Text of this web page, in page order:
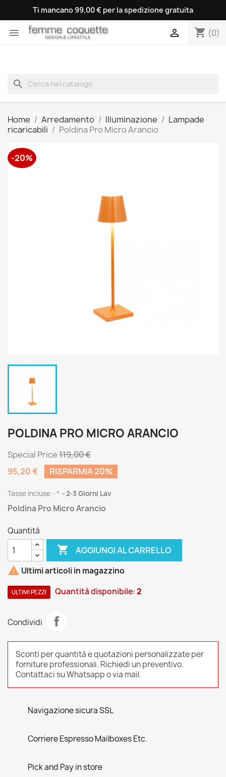
Ti mancano 99,00 € per la spedizione gratuita
 shopping_cart (0)

search
Home Arredamento Illuminazione
Lampade
ricaricabili
Poldina Pro Micro Arancio
-20%
POLDINA PRO MICRO ARANCIO
Special Price119,00 €
95,20 €
RISPARMIA 20%
Tasse incluse * 2-3 Giorni Lav
Poldina Pro Micro Arancio
Quantità
 AGGIUNGI AL CARRELLO
 Ultimi articoli in magazzino
ULTIMI PEZZI Quantità disponibile:2
Condividi
Sconti per quantità e quotazioni personalizzate per
forniture professionali. Richiedi un preventivo.
Contattaci su Whatsapp o via mail.
Navigazione sicura SSL
Corriere Espresso Mailboxes Etc.
Pick and Pay in store